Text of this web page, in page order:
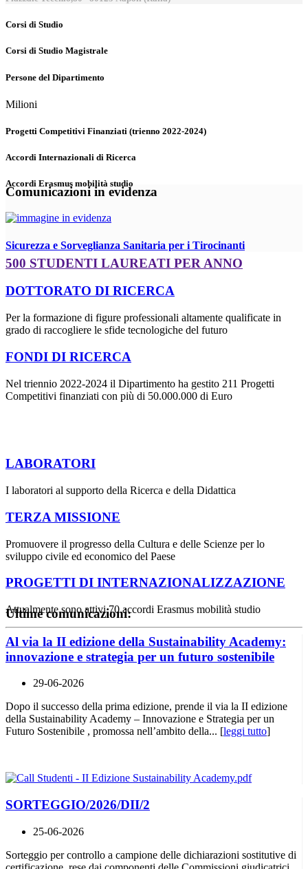
Corsi di Studio
Corsi di Studio Magistrale
Persone del Dipartimento
Milioni
Progetti Competitivi Finanziati (trienno 2022-2024)
Accordi Internazionali di Ricerca
Accordi Erasmus mobilità studio
Comunicazioni in evidenza
Sicurezza e Sorveglianza Sanitaria per i Tirocinanti
500 STUDENTI LAUREATI PER ANNO
DOTTORATO DI RICERCA
Per la formazione di figure professionali altamente qualificate in
grado di raccogliere le sfide tecnologiche del futuro
FONDI DI RICERCA
Nel triennio 2022-2024 il Dipartimento ha gestito 211 Progetti
Competitivi finanziati con più di 50.000.000 di Euro
LABORATORI
I laboratori al supporto della Ricerca e della Didattica
TERZA MISSIONE
Promuovere il progresso della Cultura e delle Scienze per lo
sviluppo civile ed economico del Paese
PROGETTI DI INTERNAZIONALIZZAZIONE
Attualmente sono attivi 70 accordi Erasmus mobilità studio
Ultime comunicazioni:
Al via la II edizione della Sustainability Academy:
innovazione e strategia per un futuro sostenibile
29-06-2026
Dopo il successo della prima edizione, prende il via la II edizione
della Sustainability Academy – Innovazione e Strategia per un
Futuro Sostenibile , promossa nell’ambito della... [leggi tutto]
SORTEGGIO/2026/DII/2
25-06-2026
Sorteggio per controllo a campione delle dichiarazioni sostitutive di